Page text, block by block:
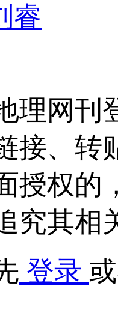
睿
理网刊
接、转
授权的
究其相
登录